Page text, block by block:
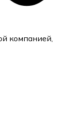
компанией,